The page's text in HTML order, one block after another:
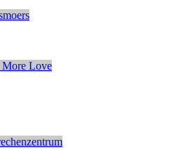
Love